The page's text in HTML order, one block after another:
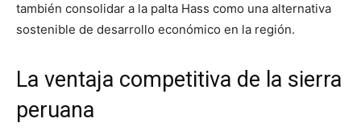
también consolidar a la palta Hass como una alternativa
sostenible de desarrollo económico en la región.
La ventaja competitiva de la sierra
peruana